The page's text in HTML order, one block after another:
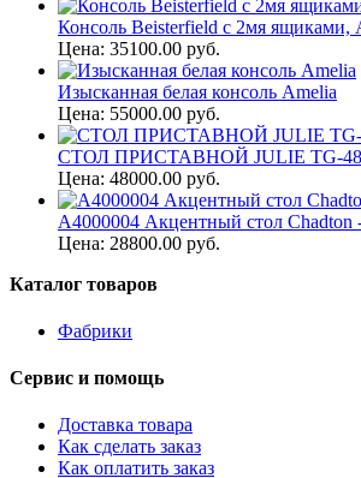
Консоль Beisterfield с 2мя ящиками,
Цена: 35100.00 руб.
Изысканная белая консоль Amelia
Цена: 55000.00 руб.
СТОЛ ПРИСТАВНОЙ JULIE TG-
Цена: 48000.00 руб.
A4000004 Акцентный стол Chadton
Цена: 28800.00 руб.
Каталог товаров
Фабрики
Сервис и помощь
Доставка товара
Как сделать заказ
Как оплатить заказ